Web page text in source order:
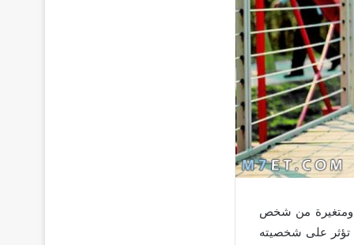
ومتغيرة من شخص
تؤثر على شخصيته